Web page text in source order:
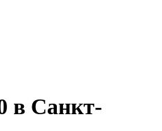
в Санкт-